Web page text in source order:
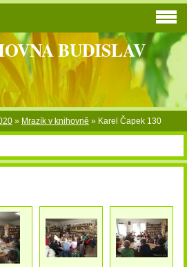
BUDISLAV
» Mrazík v knihovně » Karel Čapek 130